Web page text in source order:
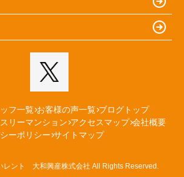
フ一覧 お客様の声一覧 ブログトップ
リーマンション アクセスマップ 会社概要
ーポリシー サイトマップ
レント 大和興産株式会社 All Rights Reserved.